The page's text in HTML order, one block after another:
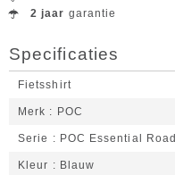
2 jaar garantie
Specificaties
Fietsshirt
Merk POC
Serie POC Essential Road
Kleur Blauw